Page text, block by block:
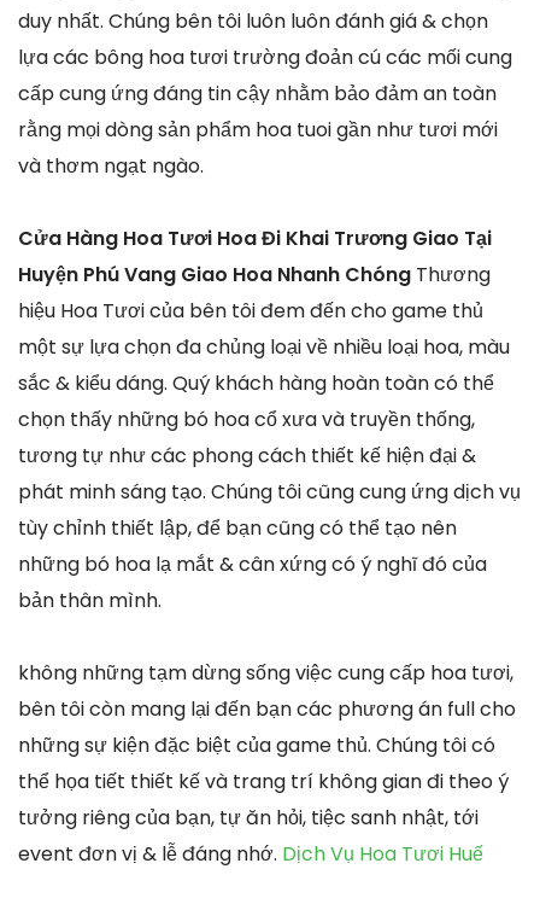
duy nhất. Chúng bên tôi luôn luôn đánh giá & chọn
lựa các bông hoa tươi trường đoản cú các mối cung
cấp cung ứng đáng tin cậy nhằm bảo đảm an toàn
rằng mọi dòng sản phẩm hoa tuoi gần như tươi mới
và thơm ngạt ngào.
Cửa Hàng Hoa Tươi Hoa Đi Khai Trương Giao Tại
Huyện Phú Vang Giao Hoa Nhanh Chóng Thương
hiệu Hoa Tươi của bên tôi đem đến cho game thủ
một sự lựa chọn đa chủng loại về nhiều loại hoa, màu
sắc & kiểu dáng. Quý khách hàng hoàn toàn có thể
chọn thấy những bó hoa cổ xưa và truyền thống,
tương tự như các phong cách thiết kế hiện đại &
phát minh sáng tạo. Chúng tôi cũng cung ứng dịch vụ
tùy chỉnh thiết lập, để bạn cũng có thể tạo nên
những bó hoa lạ mắt & cân xứng có ý nghĩ đó của
bản thân mình.
không những tạm dừng sống việc cung cấp hoa tươi,
bên tôi còn mang lại đến bạn các phương án full cho
những sự kiện đặc biệt của game thủ. Chúng tôi có
thể họa tiết thiết kế và trang trí không gian đi theo ý
tưởng riêng của bạn, tự ăn hỏi, tiệc sanh nhật, tới
event đơn vị & lễ đáng nhớ. Dịch Vụ Hoa Tươi Huế